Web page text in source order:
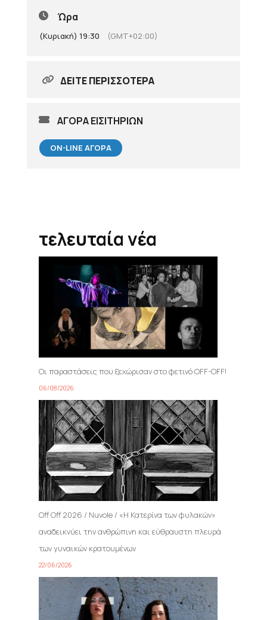
Ώρα
(Κυριακή) 19:30 (GMT+02:00)
ΔΕΊΤΕ ΠΕΡΙΣΣΌΤΕΡΑ
ΑΓΟΡΑ ΕΙΣΙΤΗΡΙΩΝ
ON-LINE ΑΓΟΡΆ
τελευταία νέα
Οι παραστάσεις που ξεχώρισαν στο φετινό OFF-OFF!
06/08/2026
Off Off 2026 / Nuvole / «Η Κατερίνα των φυλακών»
αναδεικνύει την ανθρώπινη και εύθραυστη πλευρά
των γυναικών κρατουμένων
22/06/2026